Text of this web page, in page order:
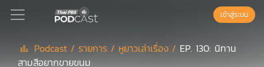
Podcast
เข้าสู่ระบบ
Podcast / รายการ / หูยาวเล่าเรื่อง / EP. 130: นิทาน
สามสีอยากขายขนม